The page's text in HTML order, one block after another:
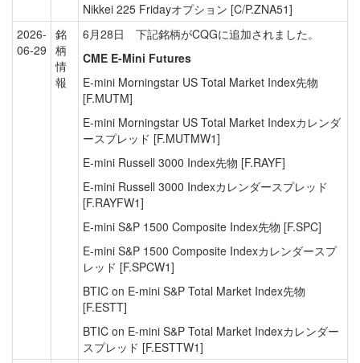
Nikkei 225 Fridayオプション [C/P.ZNA51]
2026-
06-29
銘
柄
情
報
6月28日 下記銘柄がCQGに追加されました。
CME E-Mini Futures
E-mini Morningstar US Total Market Index先物
[F.MUTM]
E-mini Morningstar US Total Market Indexカレンダ
ースプレッド [F.MUTMW1]
E-mini Russell 3000 Index先物 [F.RAYF]
E-mini Russell 3000 Indexカレンダースプレッド
[F.RAYFW1]
E-mini S&P 1500 Composite Index先物 [F.SPC]
E-mini S&P 1500 Composite Indexカレンダースプ
レッド [F.SPCW1]
BTIC on E-mini S&P Total Market Index先物
[F.ESTT]
BTIC on E-mini S&P Total Market Indexカレンダー
スプレッド [F.ESTTW1]